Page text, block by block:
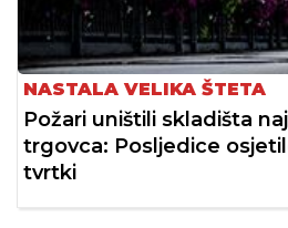
NASTALA VELIKA ŠTETA
Požari uništili skladišta
trgovca: Posljedice
tvrtki